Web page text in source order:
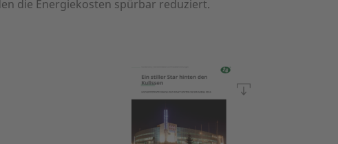
die Energiekosten spürbar reduziert.